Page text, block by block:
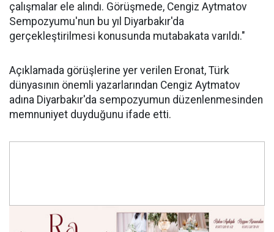
çalışmalar ele alındı. Görüşmede, Cengiz Aytmatov
Sempozyumu'nun bu yıl Diyarbakır'da
gerçekleştirilmesi konusunda mutabakata varıldı."
Açıklamada görüşlerine yer verilen Eronat, Türk
dünyasının önemli yazarlarından Cengiz Aytmatov
adına Diyarbakır'da sempozyumun düzenlenmesinden
memnuniyet duyduğunu ifade etti.